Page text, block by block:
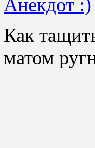
Анекдот :)
Как
матом